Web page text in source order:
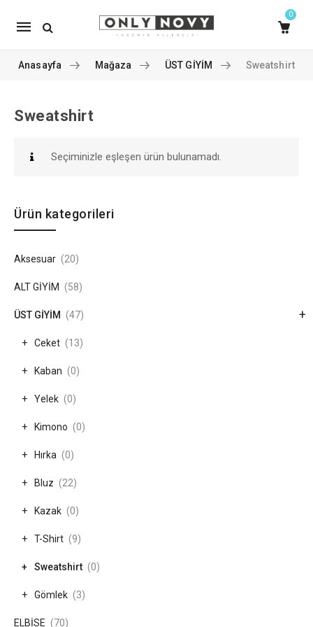
Mobile
navigation
0
Anasayfa Mağaza ÜST GİYİM Sweatshirt
Skip to content
Sweatshirt
Seçiminizle eşleşen ürün bulunamadı.
Ürün kategorileri
Aksesuar (20)
ALT GİYİM (58)
+
ÜST GİYİM (47)
Ceket (13)
Kaban (0)
Yelek (0)
Kimono (0)
Hırka (0)
Bluz (22)
Kazak (0)
T-Shirt (9)
Sweatshirt (0)
Gömlek (3)
ELBİSE (70)